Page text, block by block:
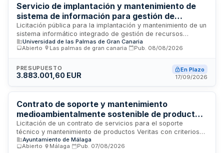
Servicio de implantación y mantenimiento de
sistema de información para gestión de
recursos humanos y económico-financiera de
la Universidad de Las Palmas de Gran Canaria
Licitación pública para la implantación y mantenimiento de un
sistema informático integrado de gestión de recursos
humanos y contabilidad financiera de la Universidad de Las
Palmas de Gran Canaria. El servicio comprende el desarrollo,
que centralice la administración del personal, nóminas,
presupuestos y contabilidad de la institución académica. La
administrativos y financieros, así como el mantenimiento
técnico y actualizaciones durante el período de vigencia del
contrato.
Universidad de las Palmas de Gran Canaria
Abierto
Las palmas de gran canaria Pub. 08/08/2026
PRESUPUESTO
3.883.001,60 EUR
En Plazo
17/09/2026
Contrato de soporte y mantenimiento
medioambientalmente sostenible de productos
Veritas
Licitación de un contrato de servicios para el soporte
técnico y mantenimiento de productos Veritas con criterios
de sostenibilidad medioambiental. El contrato incluye
prestaciones de asistencia técnica, reparación y
Ayuntamiento de Málaga
Abierto
Málaga Pub. 07/08/2026